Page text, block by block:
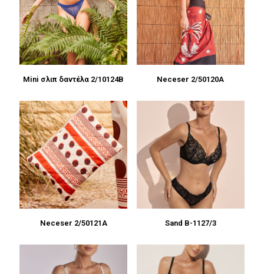
Mini σλιπ δαντέλα 2/10124B Neceser 2/50120A
Neceser 2/50121A Sand B-1127/3